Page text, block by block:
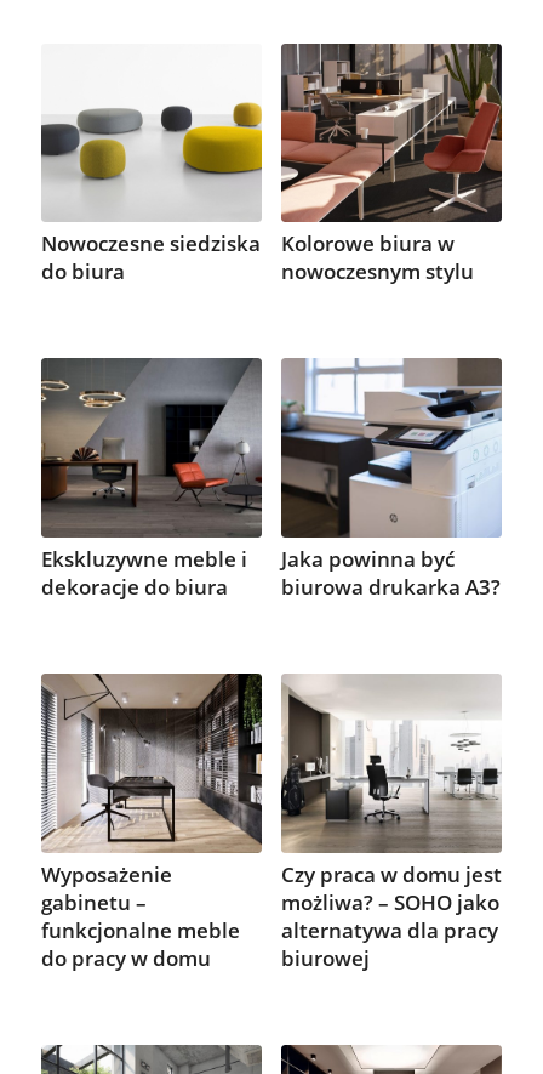
Nowoczesne siedziska
do biura
Kolorowe biura w
nowoczesnym stylu
Ekskluzywne meble i
dekoracje do biura
Jaka powinna być
biurowa drukarka A3?
Wyposażenie
gabinetu –
funkcjonalne meble
do pracy w domu
Czy praca w domu jest
możliwa? – SOHO jako
alternatywa dla pracy
biurowej